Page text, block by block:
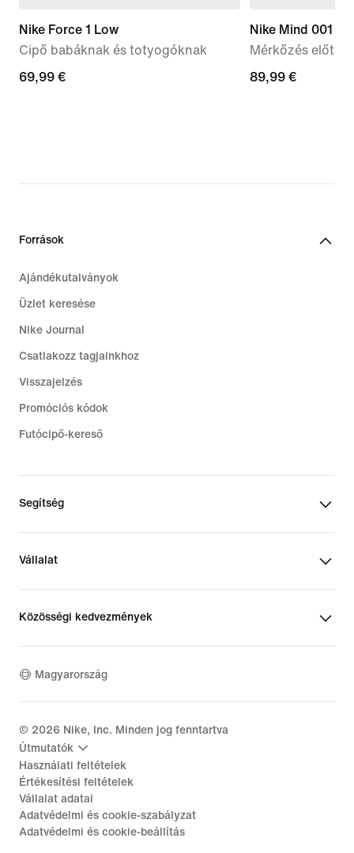
Nike Force 1 Low
Cipő babáknak és totyogóknak
69,99
69,99 €
Nike Mind 001
Mérkőzés előtti
89,99
89,99 €
Források
Ajándékutalványok
Üzlet keresése
Nike Journal
Csatlakozz tagjainkhoz
Visszajelzés
Promóciós kódok
Futócipő-kereső
Segítség
Vállalat
Közösségi kedvezmények
Magyarország
© 2026 Nike, Inc. Minden jog fenntartva
Útmutatók
Használati feltételek
Értékesítési feltételek
Vállalat adatai
Adatvédelmi és cookie-szabályzat
Adatvédelmi és cookie-beállítás